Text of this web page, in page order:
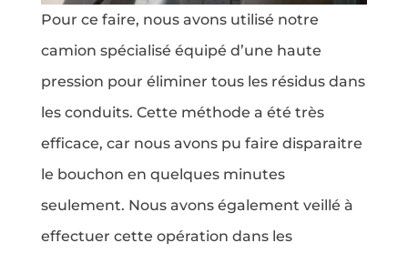
Pour ce faire, nous avons utilisé notre
camion spécialisé équipé d’une haute
pression pour éliminer tous les résidus dans
les conduits. Cette méthode a été très
efficace, car nous avons pu faire disparaitre
le bouchon en quelques minutes
seulement. Nous avons également veillé à
effectuer cette opération dans les